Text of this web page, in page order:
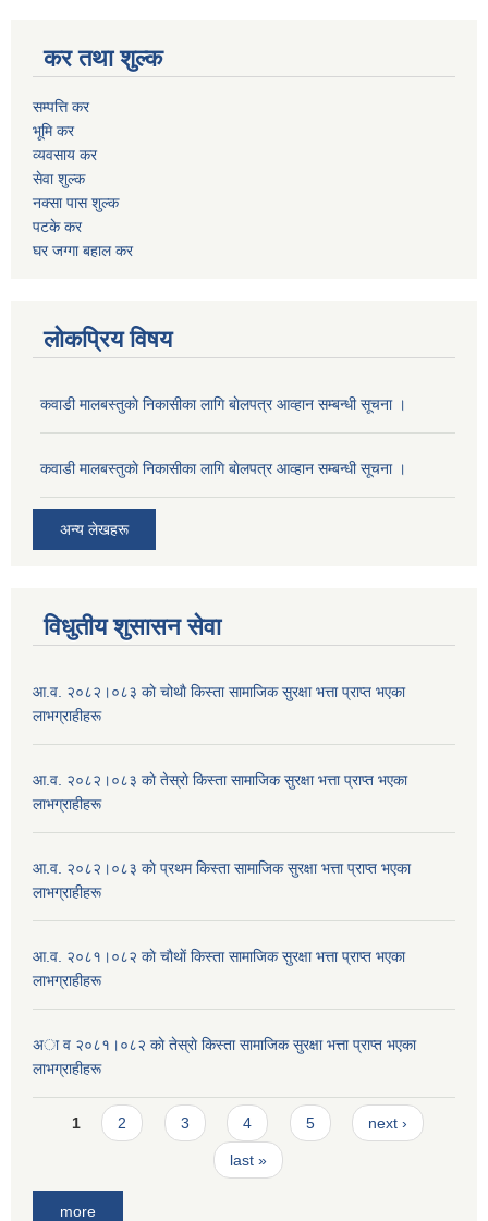
कर तथा शुल्क
सम्पत्ति कर
भूमि कर
व्यवसाय कर
सेवा शुल्क
नक्सा पास शुल्क
पटके कर
घर जग्गा बहाल कर
लोकप्रिय विषय
कवाडी मालबस्तुकाे निकासीका लागि बाेलपत्र आव्हान सम्बन्धी सूचना ।
कवाडी मालबस्तुकाे निकासीका लागि बाेलपत्र आव्हान सम्बन्धी सूचना ।
अन्य लेखहरू
विधुतीय शुसासन सेवा
आ.व. २०८२।०८३ काे चोथाै‌ किस्ता सामाजिक सुरक्षा भत्ता प्राप्त भएका
लाभग्राहीहरू
आ.व. २०८२।०८३ काे तेस्राे किस्ता सामाजिक सुरक्षा भत्ता प्राप्त भएका
लाभग्राहीहरू
आ.व. २०८२।०८३ काे प्रथम किस्ता सामाजिक सुरक्षा भत्ता प्राप्त भएका
लाभग्राहीहरू
आ.व. २०८१।०८२ काे चाैथाें किस्ता सामाजिक सुरक्षा भत्ता प्राप्त भएका
लाभग्राहीहरू
अा व २०८१।०८२ काे तेस्राे किस्ता सामाजिक सुरक्षा भत्ता प्राप्त भएका
लाभग्राहीहरू
Pages
1 2 3 4 5 next ›
last »
more